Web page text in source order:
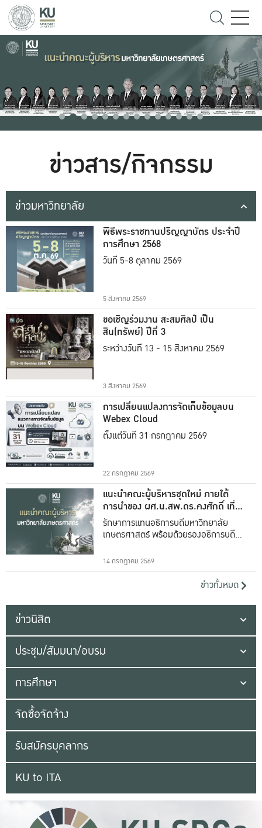
ข่าวสาร/กิจกรรม
ข่าวมหาวิทยาลัย
พิธีพระราชทานปริญญาบัตร ประจำปี
การศึกษา 2568
วันที่ 5-8 ตุลาคม 2569
5 สิงหาคม 2569
ขอเชิญร่วมงาน สะสมศิลป์ เป็น
สิน(ทรัพย์) ปีที่ 3
ระหว่างวันที่ 13 - 15 สิงหาคม 2569
3 สิงหาคม 2569
การเปลี่ยนแปลงการจัดเก็บข้อมูลบน
Webex Cloud
ตั้งแต่วันที่ 31 กรกฎาคม 2569
22 กรกฎาคม 2569
แนะนำคณะผู้บริหารชุดใหม่ ภายใต้
การนำของ ผศ.น.สพ.ดร.คงศักดิ์ เที่ยง
ธรรม
รักษาการแทนอธิการบดีมหาวิทยาลัย
เกษตรศาสตร์ พร้อมด้วยรองอธิการบดีทั้ง
14 กรกฎาคม 2569
ข่าวทั้งหมด
ข่าวนิสิต
ประชุม/สัมมนา/อบรม
การศึกษา
จัดซื้อจัดจ้าง
รับสมัครบุคลากร
KU to ITA